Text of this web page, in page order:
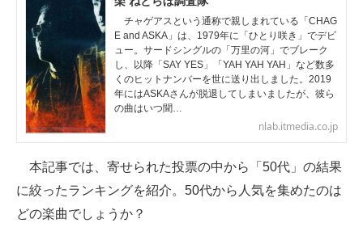
AI活用のいまが分かる
企業ITのトレンドを詳説
経営リーダーのコミュニティ
マーケ×ITの今がよく分かる
ITエンジニア向け専門サイト
企業向けIT製品の総合サイト
チャゲアスという通称で親しまれている「CHAG
E and ASKA」は、1979年に「ひとり咲き」でデビ
ュー。サードシングルの「万里の河」でブレーク
し、以降「SAY YES」「YAH YAH YAH」など数多
くのヒットナンバーを世に送り出しました。2019
年にはASKAさんが脱退してしまいましたが、彼ら
の曲はいつ聞…
nlab.itmedia.co.jp
本記事では、寄せられた投票の中から「50代」の結果
に絞ったランキングを紹介。50代から人気を集めたのは
どの楽曲でしょうか？